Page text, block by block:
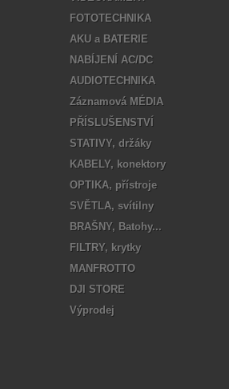
FOTOTECHNIKA
AKU a BATERIE
NABÍJENÍ AC/DC
AUDIOTECHNIKA
Záznamová MÉDIA
PŘÍSLUŠENSTVÍ
STATIVY, držáky
KABELY, konektory
OPTIKA, přístroje
SVĚTLA, svítilny
BRAŠNY, Batohy...
FILTRY, krytky
MANFROTTO
DJI STORE
Výprodej